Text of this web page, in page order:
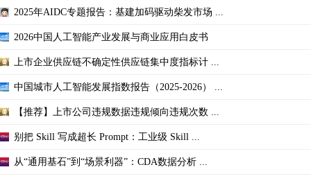
2025年AIDC专题报告：基建加码驱动柴发市场 ...
2026中国人工智能产业发展与商业应用白皮书
上市企业供应链不确定性供应链集中度指标计 ...
中国城市人工智能发展指数报告（2025-2026） ...
【推荐】上市公司违规数据违规倾向违规次数 ...
别把 Skill 写成超长 Prompt：工业级 Skill ...
从“通用基石”到“场景利器”：CDA数据分析 ...